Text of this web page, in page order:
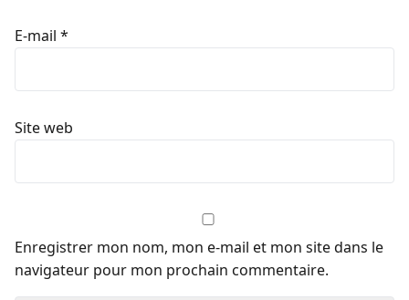
E-mail *
Site web
Enregistrer mon nom, mon e-mail et mon site dans le
navigateur pour mon prochain commentaire.